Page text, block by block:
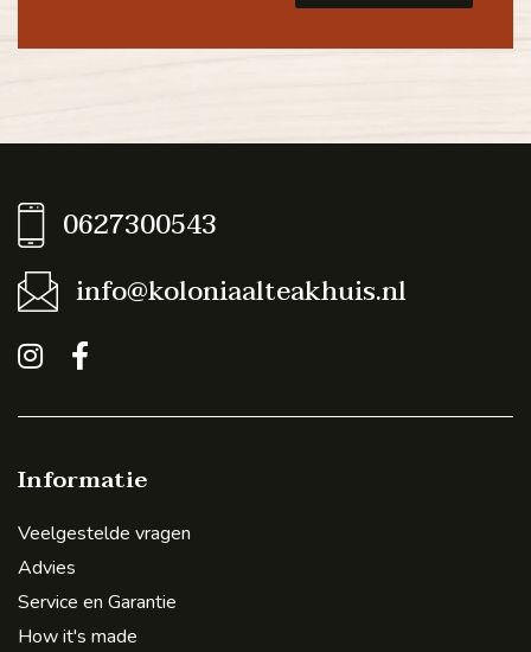
0627300543
info@koloniaalteakhuis.nl
Informatie
Veelgestelde vragen
Advies
Service en Garantie
How it's made